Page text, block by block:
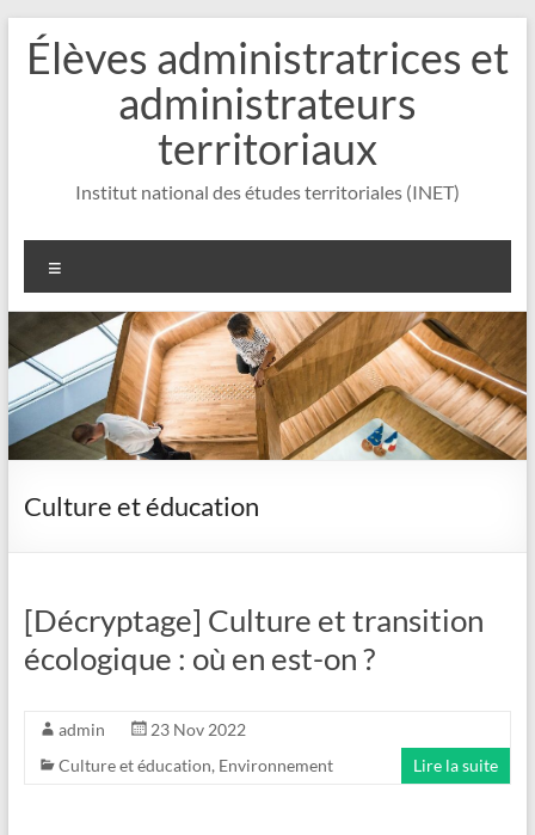
Aller
contenu
Élèves administratrices et
administrateurs
territoriaux
Institut national des études territoriales (INET)
Culture et éducation
[Décryptage] Culture et transition
écologique : où en est-on ?
admin
23 Nov 2022
Culture et éducation, Environnement Lire la suite